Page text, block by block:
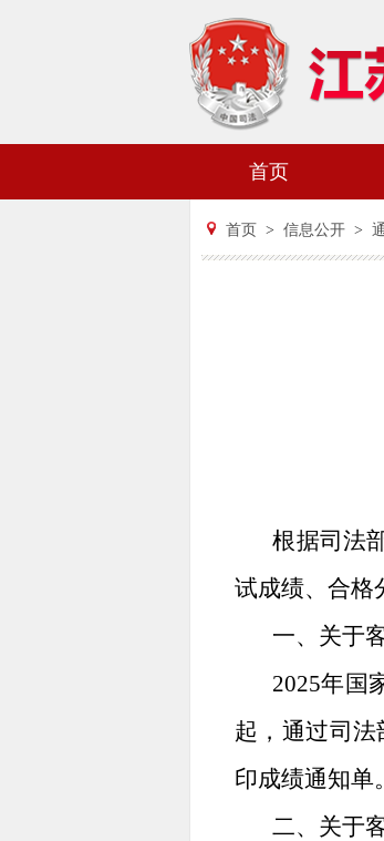
首页
首页 > 信息公开 >
根据司法
试成绩、合格
一、关于
2025年国
起，通过司
印成绩通知单。
二、关于